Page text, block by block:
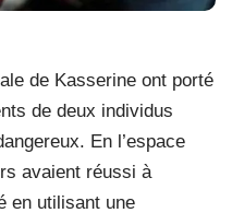
de Kasserine ont porté
de deux individus
En l’espace
avaient réussi à
en utilisant une